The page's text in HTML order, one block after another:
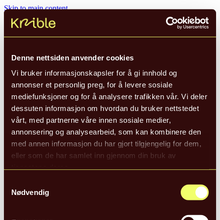
Denne nettsiden anvender cookies
Vi bruker informasjonskapsler for å gi innhold og
annonser et personlig preg, for å levere sosiale
mediefunksjoner og for å analysere trafikken vår. Vi deler
dessuten informasjon om hvordan du bruker nettstedet
vårt, med partnerne våre innen sosiale medier,
annonsering og analysearbeid, som kan kombinere den
med annen informasjon du har gjort tilgjengelig for dem,
eller som de har samlet inn gjennom din bruk av
Nødvendig
Skip to main content
Tjenester
Om Krible
La oss ta en prat
hallo@krible.no
908 52 502eller924 29 268